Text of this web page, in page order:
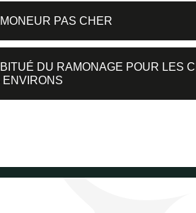
PAS CHER
DU RAMONAGE POUR LES